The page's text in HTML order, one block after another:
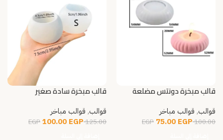
قالب مبخرة دونتس مضلعة
قوالب, قوالب مباخر
100.00
EGP 75.00 EGP
قالب مبخرة سادة صغير
قوالب, قوالب مباخر
125.00
EGP100.00 EGP